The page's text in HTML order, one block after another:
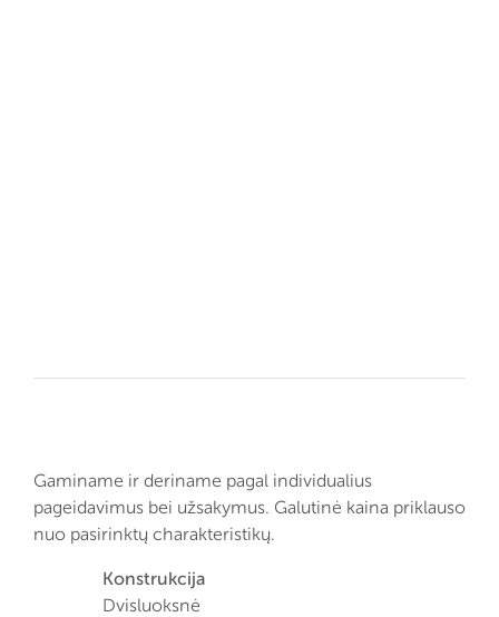
Gaminame ir deriname pagal individualius
pageidavimus bei užsakymus. Galutinė kaina priklauso
nuo pasirinktų charakteristikų.
Konstrukcija
Dvisluoksnė